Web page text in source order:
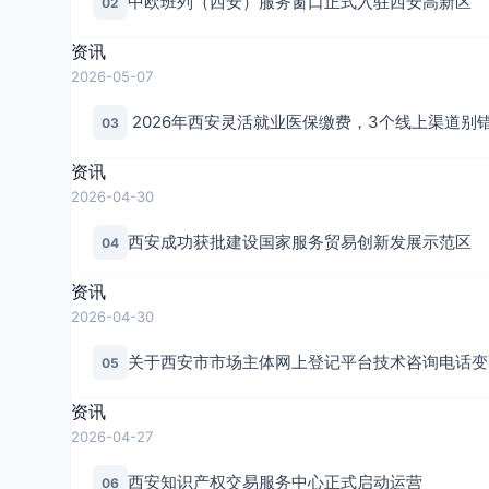
资讯
2026-05-07
03 2026年西安灵活就业医保缴费，3个线上渠道别
资讯
2026-04-30
04 西安成功获批建设国家服务贸易创新发展示范区
资讯
2026-04-30
05 关于西安市市场主体网上登记平台技术咨询电话
资讯
2026-04-27
06 西安知识产权交易服务中心正式启动运营